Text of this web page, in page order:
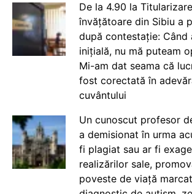
De la 4.90 la
învățătoare din Sibiu a
după contestație: Când
inițială, nu mă puteam
Mi-am dat seama că
fost corectată în
cuvântului
Un cunoscut profesor
a demisionat în urma
fi plagiat sau ar fi
realizărilor sale,
poveste de viață